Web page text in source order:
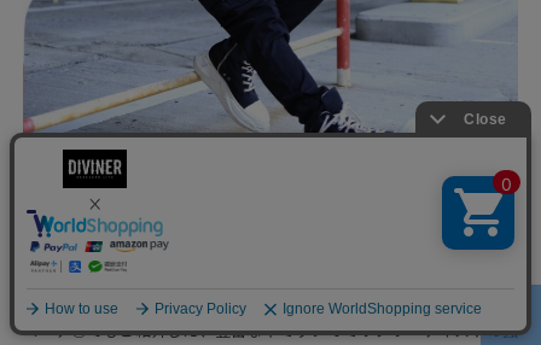
シャツではミリタリ―スタイルやストリートコーデはできないと思っ
ていませんか？
コーデ⑩でもご紹介した、豊富なギミックでミリタリーテイストの強